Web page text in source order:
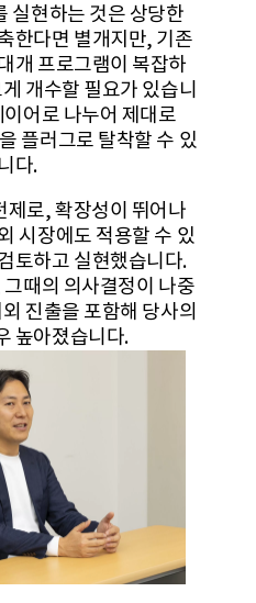
현하는 것은 상당한
한다면 별개지만, 기존
개 프로그램이 복잡하
개수할 필요가 있습니
어로 나누어 제대로
플러그로 탈착할 수 있
다.
로, 확장성이 뛰어나
시장에도 적용할 수 있
토하고 실현했습니다.
때의 의사결정이 나중
진출을 포함해 당사의
높아졌습니다.